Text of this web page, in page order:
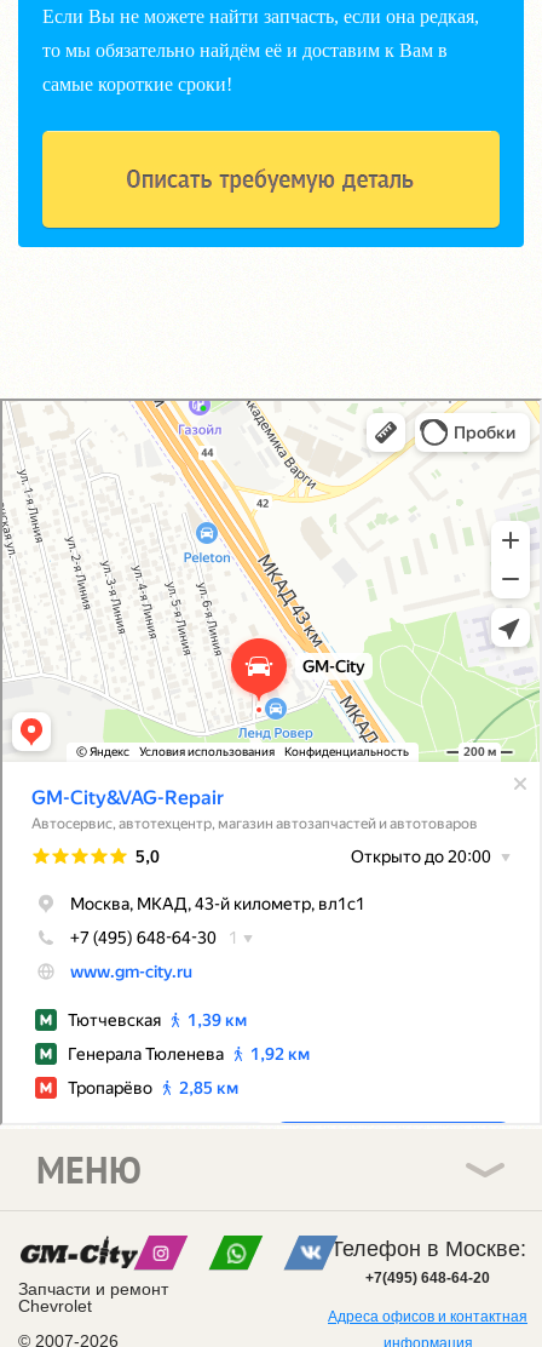
Если Вы не можете найти запчасть, если она редкая,
то мы обязательно найдём её и доставим к Вам в
самые короткие сроки!
GM-City&VAG-Repair
Автосервис, автотехцентр в Москве
Магазин автозапчастей и автотоваров в Москве
Запчасти и ремонт
Chevrolet
© 2007-2026
МЕНЮ
Телефон в Москве:
+7(495) 648-64-20
Адреса офисов и контактная
информация